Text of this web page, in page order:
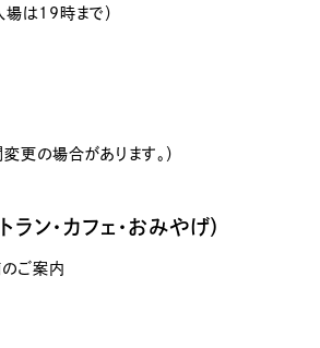
は19時まで）
更の場合があります。）
ラン・カフェ・おみやげ）
ご案内